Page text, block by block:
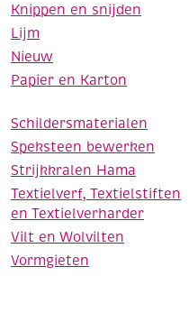
Knippen en snijden
Lijm
Nieuw
Papier en Karton
Schildersmaterialen
Speksteen bewerken
Strijkkralen Hama
Textielverf, Textielstiften
en Textielverharder
Vilt en Wolvilten
Vormgieten